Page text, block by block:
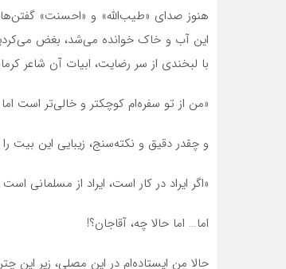
هنوز صدای «طیب‌الله» و «احسنت»
این آب و خاک خوانده می‌شد، بغض
با لبخندی از سر رضایت، ابیات آن شاعر
«من از تو سفره‌ام کوچکتر و خالی‌تر است
و چقدر دقیق و نکته‌سنج، زیبایی این بیت
«اگر ایراد در کار است، ایراد از مسلمانی
اما… اما حالا چه، آقاجان؟!
حالا من ایستاده‌ام در این مصلی، زیر این